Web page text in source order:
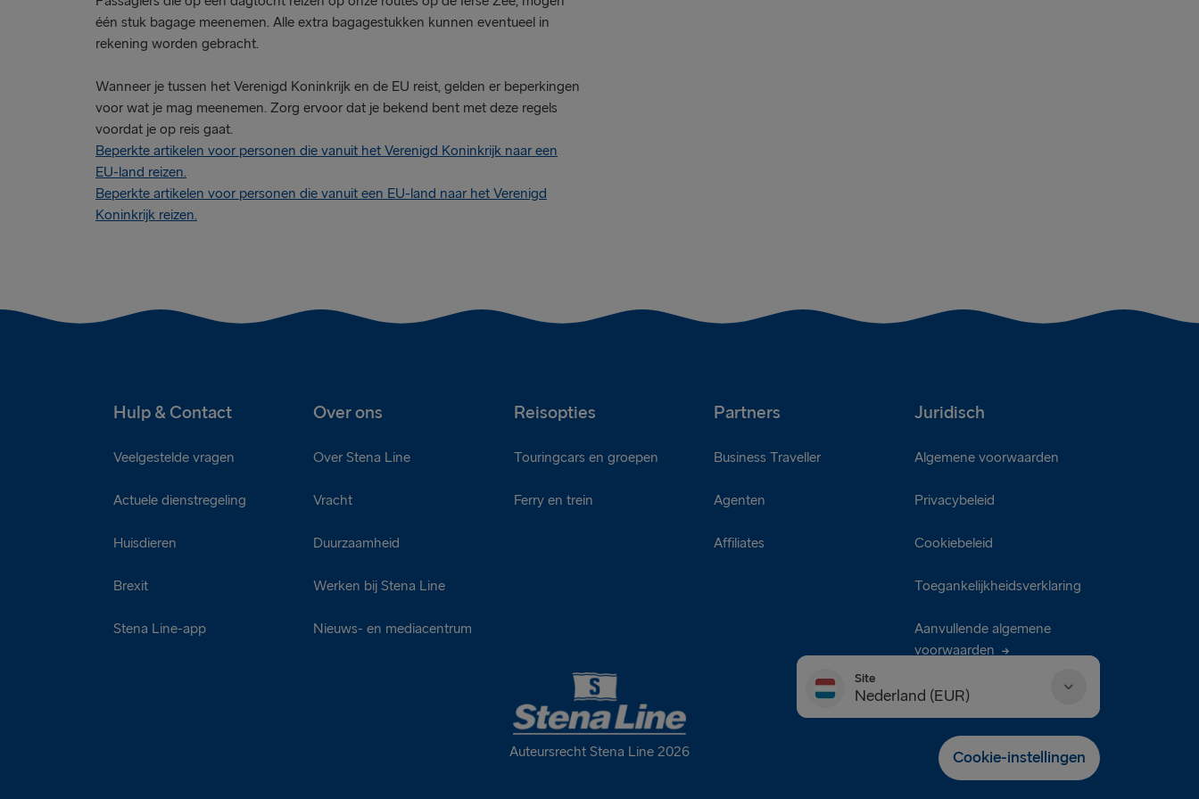
één stuk bagage meenemen. Alle extra bagagestukken kunnen eventueel in
rekening worden gebracht.
Wanneer je tussen het Verenigd Koninkrijk en de EU reist, gelden er beperkingen
voor wat je mag meenemen. Zorg ervoor dat je bekend bent met deze regels
voordat je op reis gaat.
Beperkte artikelen voor personen die vanuit het Verenigd Koninkrijk naar een
EU-land reizen.
Beperkte artikelen voor personen die vanuit een EU-land naar het Verenigd
Koninkrijk reizen.
Hulp & Contact Over ons Reisopties Partners Juridisch
Veelgestelde vragen
Actuele dienstregeling
Huisdieren
Brexit
Stena Line-app
Over Stena Line
Vracht
Duurzaamheid
Werken bij Stena Line
Nieuws- en mediacentrum
Touringcars en groepen
Ferry en trein
Business Traveller
Agenten
Affiliates
Algemene voorwaarden
Privacybeleid
Cookiebeleid
Toegankelijkheidsverklaring
Aanvullende algemene
voorwaarden
Auteursrecht Stena Line 2026
Site
Nederland (EUR)
Deutschland (EUR)
Cookie-instellingen